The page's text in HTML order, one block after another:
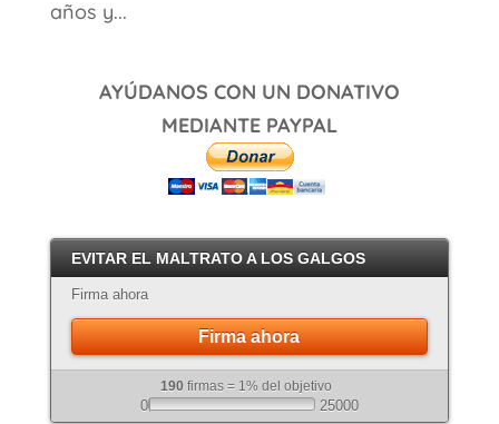
años y...
AYÚDANOS CON UN DONATIVO
MEDIANTE PAYPAL
EVITAR EL MALTRATO A LOS GALGOS
Firma ahora
Firma ahora
190 firmas = 1% del objetivo
0 25000